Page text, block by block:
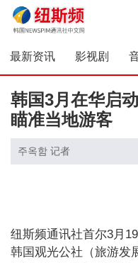
最新资讯 影视剧
韩国3月在华启
瞄准当地游客
주옥함 记者
纽斯频通讯社首尔3月
韩国观光公社（旅游发